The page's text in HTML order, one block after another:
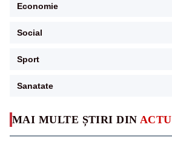
MAI MULTE ȘTIRI DIN
Economie
Social
Sport
Sanatate